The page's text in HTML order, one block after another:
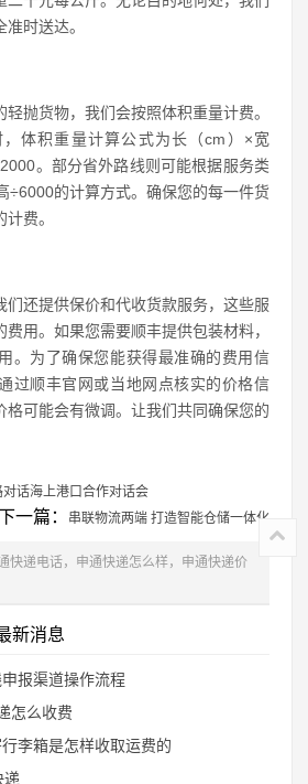
时送达。
抛货物，我们会按照体积重量计费。
体积重量计算公式为长（cm）×宽
。部分省外路线则可能根据服务类
÷6000的计算方式。确保您的每一件货
费。
们还提供保价和代收货款服务，这些服
用。如果您需要顺丰提供包装材料，
。为了确保您能获得最准确的费用信
过顺丰官网或当地网点核实的价格信
格可能会有微调。让我们共同确保您的
话海上港口合作对话会
一篇： 串联物流两端 打造智能仓储一体化
快递电话，申通快递怎么样，申通快递价
新消息
报渠道操作流程
怎么收费
李箱是怎样收取运费的
递